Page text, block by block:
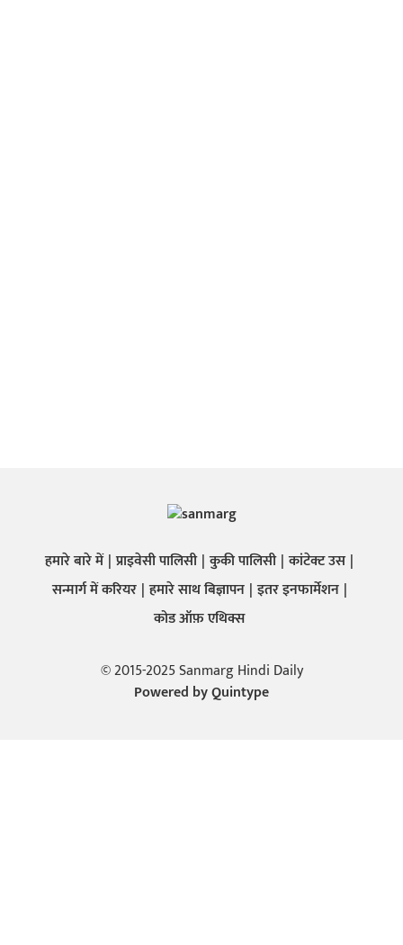
हमारे बारे में प्राइवेसी पालिसी कुकी पालिसी कांटेक्ट उस
सन्मार्ग में करियर हमारे साथ बिज्ञापन इतर इनफार्मेशन
कोड ऑफ़ एथिक्स
© 2015-2025 Sanmarg Hindi Daily
Powered byQuintype